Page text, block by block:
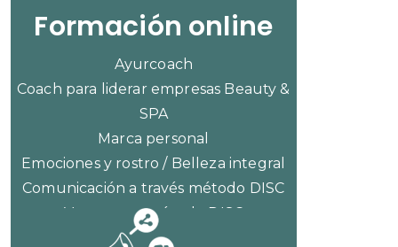
Formación online
Ayurcoach
Coach para liderar empresas Beauty &
SPA
Marca personal
Emociones y rostro / Belleza integral
Comunicación a través método DISC
Ventas con método DISC
CONSULTAR PRECIOS